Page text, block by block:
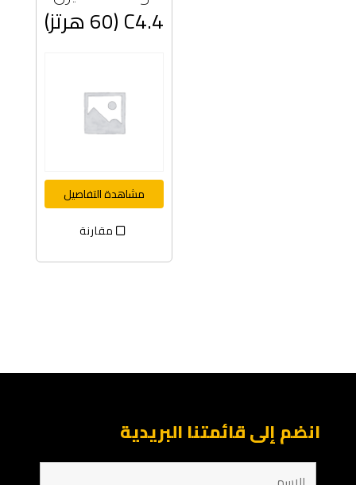
C4.4 (60 هرتز)
مشاهدة التفاصيل
مقارنة
انضم إلى قائمتنا البريدية